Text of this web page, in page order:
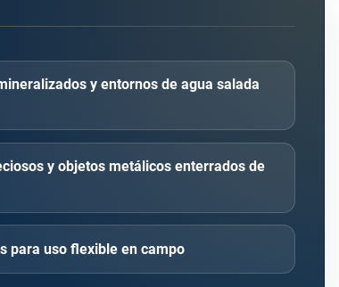
y entornos de agua salada
y objetos metálicos enterrados de
para uso flexible en campo